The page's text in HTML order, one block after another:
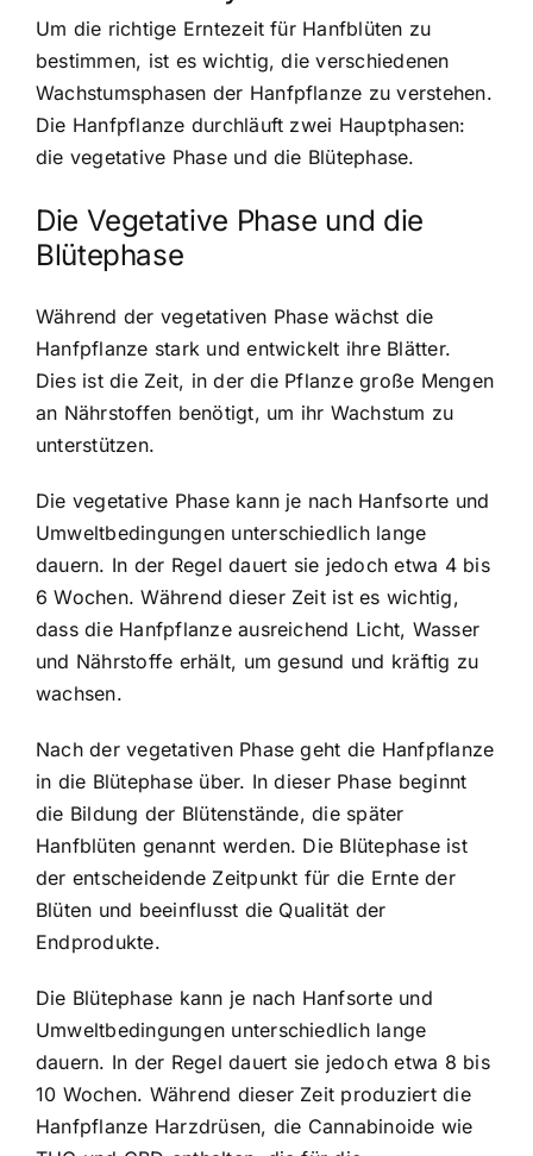
Um die richtige Erntezeit für Hanfblüten zu
bestimmen, ist es wichtig, die verschiedenen
Wachstumsphasen der Hanfpflanze zu verstehen.
Die Hanfpflanze durchläuft zwei Hauptphasen:
die vegetative Phase und die Blütephase.
Die Vegetative Phase und die
Blütephase
Während der vegetativen Phase wächst die
Hanfpflanze stark und entwickelt ihre Blätter.
Dies ist die Zeit, in der die Pflanze große Mengen
an Nährstoffen benötigt, um ihr Wachstum zu
unterstützen.
Die vegetative Phase kann je nach Hanfsorte und
Umweltbedingungen unterschiedlich lange
dauern. In der Regel dauert sie jedoch etwa 4 bis
6 Wochen. Während dieser Zeit ist es wichtig,
dass die Hanfpflanze ausreichend Licht, Wasser
und Nährstoffe erhält, um gesund und kräftig zu
wachsen.
Nach der vegetativen Phase geht die Hanfpflanze
in die Blütephase über. In dieser Phase beginnt
die Bildung der Blütenstände, die später
Hanfblüten genannt werden. Die Blütephase ist
der entscheidende Zeitpunkt für die Ernte der
Blüten und beeinflusst die Qualität der
Endprodukte.
Die Blütephase kann je nach Hanfsorte und
Umweltbedingungen unterschiedlich lange
dauern. In der Regel dauert sie jedoch etwa 8 bis
10 Wochen. Während dieser Zeit produziert die
Hanfpflanze Harzdrüsen, die Cannabinoide wie